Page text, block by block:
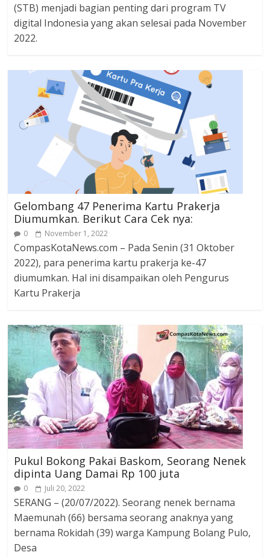
(STB) menjadi bagian penting dari program TV
digital Indonesia yang akan selesai pada November
2022.
Gelombang 47 Penerima Kartu Prakerja
Diumumkan. Berikut Cara Cek nya:
0 November 1, 2022
CompasKotaNews.com – Pada Senin (31 Oktober
2022), para penerima kartu prakerja ke-47
diumumkan. Hal ini disampaikan oleh Pengurus
Kartu Prakerja
Pukul Bokong Pakai Baskom, Seorang Nenek
dipinta Uang Damai Rp 100 juta
0 Juli 20, 2022
SERANG – (20/07/2022). Seorang nenek bernama
Maemunah (66) bersama seorang anaknya yang
bernama Rokidah (39) warga Kampung Bolang Pulo,
Desa